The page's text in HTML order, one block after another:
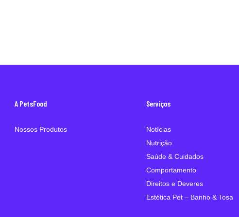
A PetsFood
Nossos Produtos
Serviços
Notícias
Nutrição
Saúde & Cuidados
Comportamento
Direitos e Deveres
Estética Pet – Banho & Tosa